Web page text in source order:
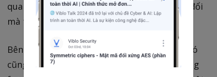
quan nhất từ đó dễ dàng phát triển và thay đổi
mà tránh gây ảnh hưởng những logic khác.
Bên cạnh những ưu điểm tuyệt vời trên thì nó
cũng tồn tại một số nhược điểm. Việc áp dụng